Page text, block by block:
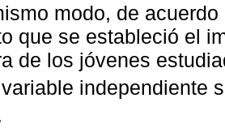
modo, de
que se estableció el
de los jóvenes
independiente